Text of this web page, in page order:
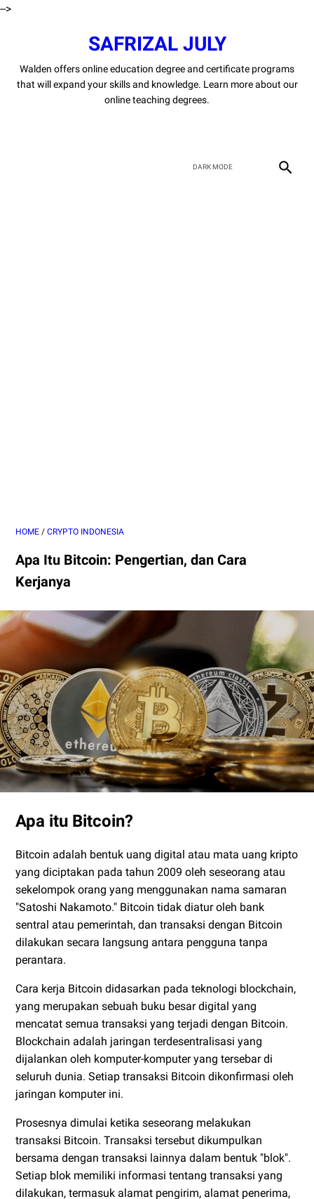
-->
SAFRIZAL JULY
Walden offers online education degree and certificate programs
that will expand your skills and knowledge. Learn more about our
online teaching degrees.
HOME / CRYPTO INDONESIA
Apa Itu Bitcoin: Pengertian, dan Cara
Kerjanya
Apa itu Bitcoin?
Bitcoin adalah bentuk uang digital atau mata uang kripto
yang diciptakan pada tahun 2009 oleh seseorang atau
sekelompok orang yang menggunakan nama samaran
"Satoshi Nakamoto." Bitcoin tidak diatur oleh bank
sentral atau pemerintah, dan transaksi dengan Bitcoin
dilakukan secara langsung antara pengguna tanpa
perantara.
Cara kerja Bitcoin didasarkan pada teknologi blockchain,
yang merupakan sebuah buku besar digital yang
mencatat semua transaksi yang terjadi dengan Bitcoin.
Blockchain adalah jaringan terdesentralisasi yang
dijalankan oleh komputer-komputer yang tersebar di
seluruh dunia. Setiap transaksi Bitcoin dikonfirmasi oleh
jaringan komputer ini.
Prosesnya dimulai ketika seseorang melakukan
transaksi Bitcoin. Transaksi tersebut dikumpulkan
bersama dengan transaksi lainnya dalam bentuk "blok".
Setiap blok memiliki informasi tentang transaksi yang
dilakukan, termasuk alamat pengirim, alamat penerima,